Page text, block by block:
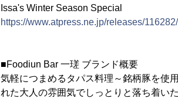
Issa's Winter Season Special
https://www.atpress.ne.jp/releases/
■Foodiun Bar 一瑳 ブランド概要
気軽につまめるタパス料理～銘柄豚を使
れた大人の雰囲気でしっとりと落ち着い